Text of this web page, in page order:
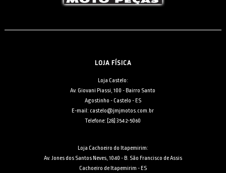
LOJA FÍSICA
Loja Castelo:
Av. Giovani Piassi, 100 - Bairro Santo
Agostinho - Castelo - ES
E-mail: castelo@jmjmotos.com.br
Telefone: [28] 3542-5060
Loja Cachoeiro do Itapemirim:
Av. Jones dos Santos Neves, 1040 - B. São Francisco de Assis
Cachoeiro de Itapemirim - ES